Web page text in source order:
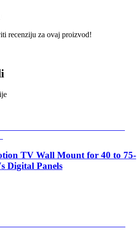
recenziju za ovaj proizvod!
TV Wall Mount for 40 to 75-
Digital Panels